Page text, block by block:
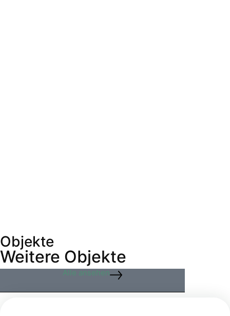
Objekte
Weitere Objekte
Alle ansehen